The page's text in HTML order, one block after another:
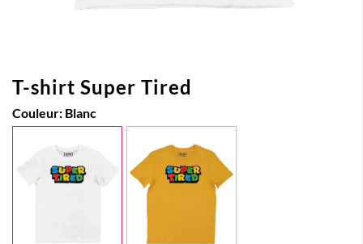
T-shirt Super Tired
Couleur: Blanc